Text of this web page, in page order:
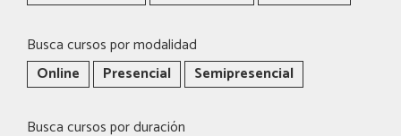
Busca cursos por modalidad
Online
Presencial Semipresencial
Busca cursos por duración